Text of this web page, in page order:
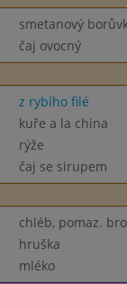
smetanový
čaj ovocný
z rybího filé
kuře a la china
rýže
čaj se sirupem
chléb, pomaz.
hruška
mléko